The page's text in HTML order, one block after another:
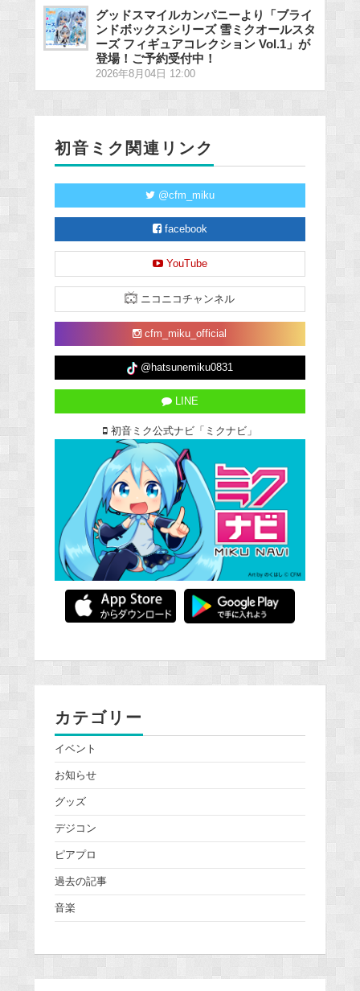
グッドスマイルカンパニーより「ブライ
ンドボックスシリーズ 雪ミクオールスタ
ーズ フィギュアコレクション Vol.1」が
登場！ご予約受付中！
2026年8月04日 12:00
初音ミク関連リンク
@cfm_miku
facebook
YouTube
ニコニコチャンネル
cfm_miku_official
@hatsunemiku0831
LINE
初音ミク公式ナビ「ミクナビ」
カテゴリー
イベント
お知らせ
グッズ
デジコン
ピアプロ
過去の記事
音楽